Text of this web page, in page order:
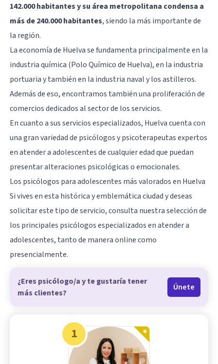
142.000 habitantes y su área metropolitana condensa a
más de 240.000 habitantes, siendo la más importante de
la región.
La economía de Huelva se fundamenta principalmente en la
industria química (Polo Químico de Huelva), en la industria
portuaria y también en la industria naval y los astilleros.
Además de eso, encontramos también una proliferación de
comercios dedicados al sector de los servicios.
En cuanto a sus servicios especializados, Huelva cuenta con
una gran variedad de psicólogos y psicoterapeutas expertos
en atender a adolescentes de cualquier edad que puedan
presentar alteraciones psicológicas o emocionales.
Los psicólogos para adolescentes más valorados en Huelva
Si vives en esta histórica y emblemática ciudad y deseas
solicitar este tipo de servicio, consulta nuestra selección de
los principales psicólogos especializados en atender a
adolescentes, tanto de manera online como
presencialmente.
¿Eres psicólogo/a y te gustaría tener
más clientes?
Únete
1